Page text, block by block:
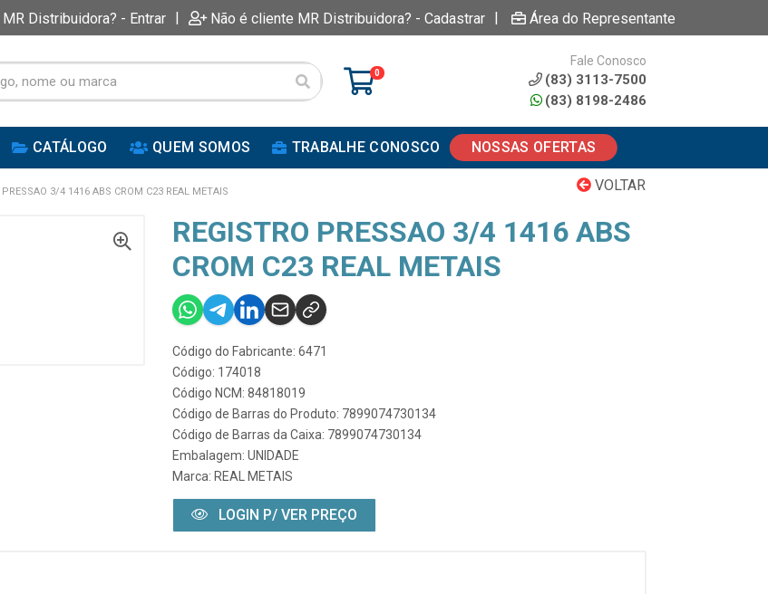
Distribuidora? - Entrar | Não é cliente MR Distribuidora? - Cadastrar | Área do Representante
0
Fale Conosco
(83) 3113-7500
(83) 8198-2486
CATÁLOGO QUEM SOMOS TRABALHE CONOSCO NOSSAS OFERTAS
VOLTAR
PRESSAO 3/4 1416 ABS CROM C23 REAL METAIS
REGISTRO PRESSAO 3/4 1416 ABS
CROM C23 REAL METAIS
Código do Fabricante: 6471
Código: 174018
Código NCM: 84818019
Código de Barras do Produto: 7899074730134
Código de Barras da Caixa: 7899074730134
Embalagem: UNIDADE
Marca: REAL METAIS
LOGIN P/ VER PREÇO